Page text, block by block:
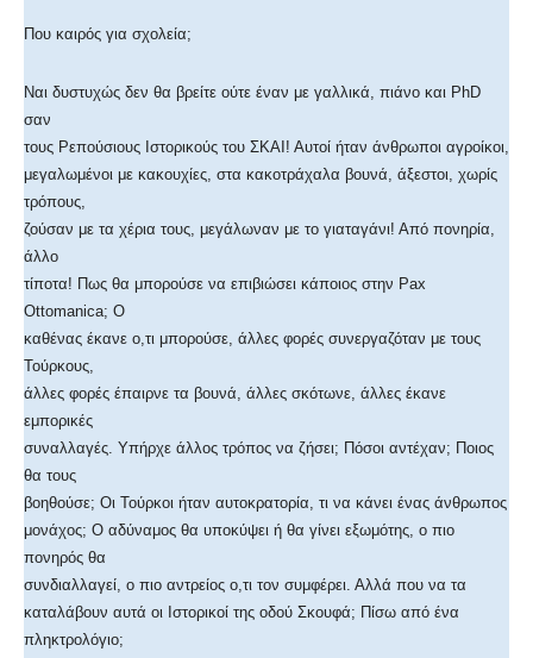
Που καιρός για σχολεία;
Ναι δυστυχώς δεν θα βρείτε ούτε έναν με γαλλικά, πιάνο και PhD
σαν
τους Ρεπούσιους Ιστορικούς του ΣΚΑΙ! Αυτοί ήταν άνθρωποι αγροίκοι,
μεγαλωμένοι με κακουχίες, στα κακοτράχαλα βουνά, άξεστοι, χωρίς
τρόπους,
ζούσαν με τα χέρια τους, μεγάλωναν με το γιαταγάνι! Από πονηρία,
άλλο
τίποτα! Πως θα μπορούσε να επιβιώσει κάποιος στην Pax
Ottomanica; Ο
καθένας έκανε ο,τι μπορούσε, άλλες φορές συνεργαζόταν με τους
Τούρκους,
άλλες φορές έπαιρνε τα βουνά, άλλες σκότωνε, άλλες έκανε
εμπορικές
συναλλαγές. Υπήρχε άλλος τρόπος να ζήσει; Πόσοι αντέχαν; Ποιος
θα τους
βοηθούσε; Οι Τούρκοι ήταν αυτοκρατορία, τι να κάνει ένας άνθρωπος
μονάχος; Ο αδύναμος θα υποκύψει ή θα γίνει εξωμότης, ο πιο
πονηρός θα
συνδιαλλαγεί, ο πιο αντρείος ο,τι τον συμφέρει. Αλλά που να τα
καταλάβουν αυτά οι Ιστορικοί της οδού Σκουφά; Πίσω από ένα
πληκτρολόγιο;